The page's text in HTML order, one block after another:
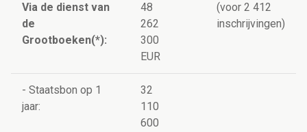
Via de dienst van
de
Grootboeken(*):
48
262
300
EUR
(voor 2 412
inschrijvingen)
- Staatsbon op 1
jaar:
32
110
600